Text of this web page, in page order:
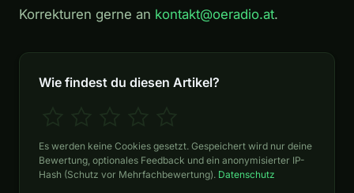
Korrekturen gerne an kontakt@oeradio.at.
Wie findest du diesen Artikel?
Es werden keine Cookies gesetzt. Gespeichert wird nur deine
Bewertung, optionales Feedback und ein anonymisierter IP-
Hash (Schutz vor Mehrfachbewertung). Datenschutz